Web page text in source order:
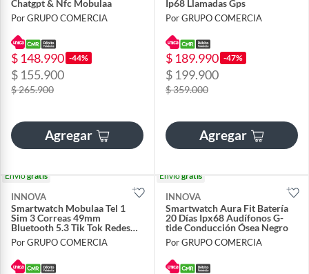
Chatgpt & Nfc Mobulaa
Por GRUPO COMERCIA
$ 148.990 -44%
$ 155.900
$ 265.900
Agregar
Ip68 Llamadas Gps
Por GRUPO COMERCIA
$ 189.990 -47%
$ 199.900
$ 359.000
Agregar
Envíogratis
INNOVA
Smartwatch Mobulaa Tel 1
Sim 3 Correas 49mm
Bluetooth 5.3 Tik Tok Redes
Sociales
Por GRUPO COMERCIA
Envíogratis
INNOVA
Smartwatch Aura Fit Batería
20 Días Ipx68 Audífonos G-
tide Conducción Ósea Negro
Por GRUPO COMERCIA